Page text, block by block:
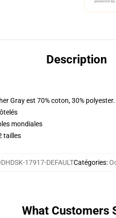
Description
Gray est 70% coton, 30%
mondiales
tailles
17917-DEFAULTCatégories:
What Customers